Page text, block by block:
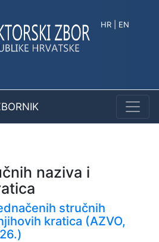
HR EN
naziva i
stručnih
kratica (AZVO,